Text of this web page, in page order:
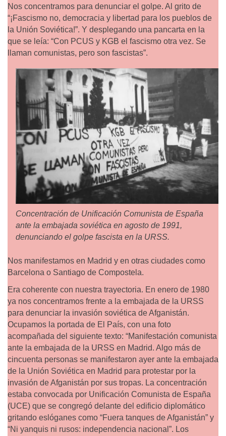
Nos concentramos para denunciar el golpe. Al grito de
“¡Fascismo no, democracia y libertad para los pueblos de
la Unión Soviética!”. Y desplegando una pancarta en la
que se leía: “Con PCUS y KGB el fascismo otra vez. Se
llaman comunistas, pero son fascistas”.
Concentración de Unificación Comunista de España
ante la embajada soviética en agosto de 1991,
denunciando el golpe fascista en la URSS.
Nos manifestamos en Madrid y en otras ciudades como
Barcelona o Santiago de Compostela.
Era coherente con nuestra trayectoria. En enero de 1980
ya nos concentramos frente a la embajada de la URSS
para denunciar la invasión soviética de Afganistán.
Ocupamos la portada de El País, con una foto
acompañada del siguiente texto: “Manifestación comunista
ante la embajada de la URSS en Madrid. Algo más de
cincuenta personas se manifestaron ayer ante la embajada
de la Unión Soviética en Madrid para protestar por la
invasión de Afganistán por sus tropas. La concentración
estaba convocada por Unificación Comunista de España
(UCE) que se congregó delante del edificio diplomático
gritando eslóganes como “Fuera tanques de Afganistán” y
“Ni yanquis ni rusos: independencia nacional”. Los